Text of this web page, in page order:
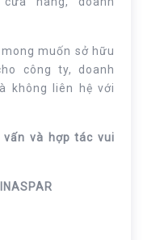
muốn sở hữu
công ty, doanh
không liên hệ với
và hợp tác vui